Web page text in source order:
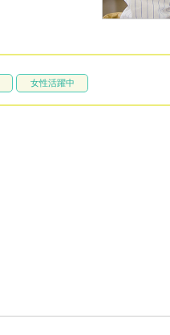
女性活躍中